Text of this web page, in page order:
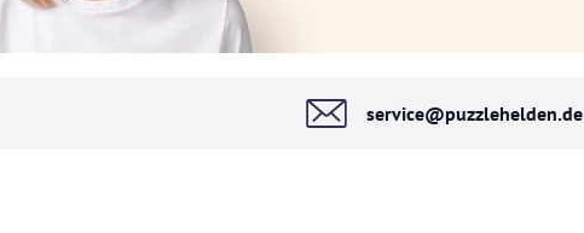
service@puzzlehelden.de